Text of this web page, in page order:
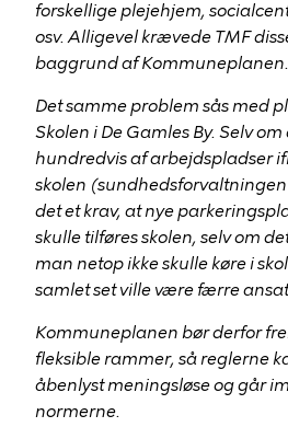
forskellige plejehjem,
osv. Alligevel krævede TMF
baggrund af Kommuneplanen.
Det samme problem sås med
Skolen i De Gamles By. Selv
hundredvis af arbejdspladser
skolen
det et krav, at nye
skulle tilføres skolen, selv om
man netop ikke skulle køre i
samlet set ville være færre
Kommuneplanen bør derfor
fleksible rammer, så reglerne
åbenlyst meningsløse og går
normerne.